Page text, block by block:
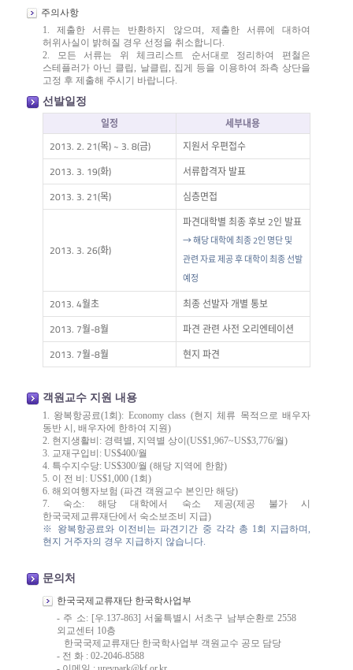
주의사항
1. 제출한 서류는 반환하지 않으며, 제출한 서류에 대하여
허위사실이 밝혀질 경우 선정을 취소합니다.
2. 모든 서류는 위 체크리스트 순서대로 정리하여 편철은
스테플러가 아닌 클립, 날클립, 집게 등을 이용하여 좌측 상단을
고정 후 제출해 주시기 바랍니다.
선발일정
일정
세부내용
2013. 2. 21(목) ~ 3. 8(금)
지원서 우편접수
2013. 3. 19(화)
서류합격자 발표
2013. 3. 21(목)
심층면접
2013. 3. 26(화)
파견대학별 최종 후보 2인 발표
→ 해당 대학에 최종 2인 명단 및
관련 자료 제공 후 대학이 최종 선발
예정
2013. 4월초
최종 선발자 개별 통보
2013. 7월-8월
파견 관련 사전 오리엔테이션
2013. 7월-8월
현지 파견
객원교수 지원 내용
1. 왕복항공료(1회): Economy class (현지 체류 목적으로 배우자
동반 시, 배우자에 한하여 지원)
2. 현지생활비: 경력별, 지역별 상이(US$1,967~US$3,776/월)
3. 교재구입비: US$400/월
4. 특수지수당: US$300/월 (해당 지역에 한함)
5. 이 전 비: US$1,000 (1회)
6. 해외여행자보험 (파견 객원교수 본인만 해당)
7. 숙소: 해당 대학에서 숙소 제공(제공 불가 시
한국국제교류재단에서 숙소보조비 지급)
※ 왕복항공료와 이전비는 파견기간 중 각각 총 1회 지급하며,
현지 거주자의 경우 지급하지 않습니다.
문의처
한국국제교류재단 한국학사업부
- 주 소: [우.137-863] 서울특별시 서초구 남부순환로 2558
외교센터 10층
한국국제교류재단 한국학사업부 객원교수 공모 담당
- 전 화 : 02-2046-8588